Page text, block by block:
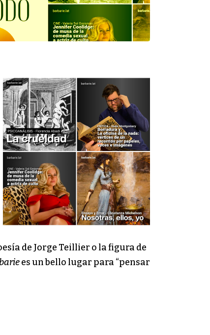
de Jorge Teillier o la figura de
es un bello lugar para “pensar